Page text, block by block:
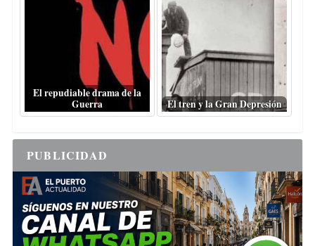
El repudiable drama de la
Guerra
El tren y la Gran Depresión
PUBLICIDAD